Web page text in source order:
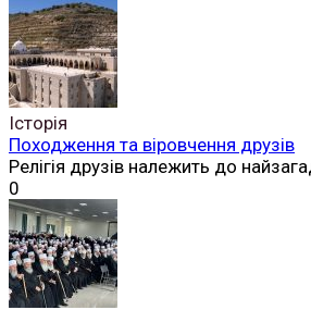
Історія
Походження та віровчення друзів
Релігія друзів належить до
0